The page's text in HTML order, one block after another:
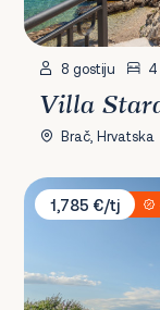
8 gostiju 4
Villa
Brač, Hrvatska
Villa Nono Ante
1,785 €/tj